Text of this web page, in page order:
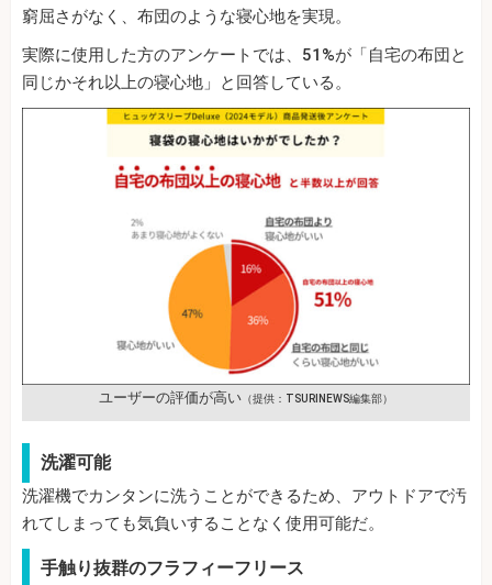
窮屈さがなく、布団のような寝心地を実現。
実際に使用した方のアンケートでは、51%が「自宅の布団と
同じかそれ以上の寝心地」と回答している。
ユーザーの評価が高い （提供：TSURINEWS編集部）
洗濯可能
洗濯機でカンタンに洗うことができるため、アウトドアで汚
れてしまっても気負いすることなく使用可能だ。
手触り抜群のフラフィーフリース